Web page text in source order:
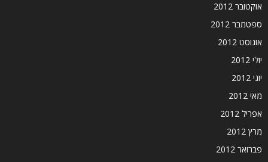
אוקטובר 2012
ספטמבר 2012
אוגוסט 2012
יולי 2012
יוני 2012
מאי 2012
אפריל 2012
מרץ 2012
פברואר 2012